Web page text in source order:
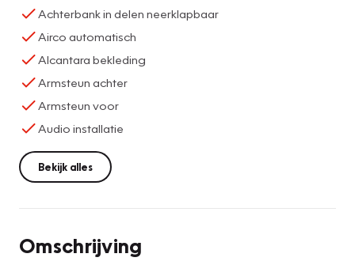
Achterbank in delen neerklapbaar
Airco automatisch
Alcantara bekleding
Armsteun achter
Armsteun voor
Audio installatie
Bekijk alles
Omschrijving